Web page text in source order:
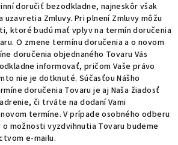
doručiť bezodkladne, najneskôr však
uzavretia Zmluvy. Pri plnení Zmluvy môžu
ktoré budú mať vplyv na termín doručenia
O zmene termínu doručenia a o novom
doručenia objednaného Tovaru Vás
informovať, pričom Vaše právo
nie je dotknuté. Súčasťou Nášho
doručenia Tovaru je aj Naša žiadosť
či trváte na dodaní Vami
termíne. V prípade osobného odberu
o možnosti vyzdvihnutia Tovaru budeme
e-mailu.